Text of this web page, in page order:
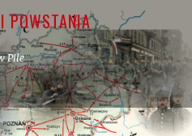
POWSTANIA
Pile